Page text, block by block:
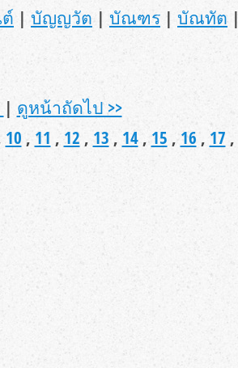
| บัญญวัต | บัณฑร | บัณทัต|
| ดูหน้าถัดไป >>
10 , 11 , 12 , 13 , 14, 15 , 16 , 17 ,